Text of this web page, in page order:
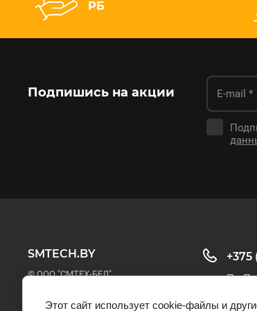
РБ
Подпишись на акции
SMTECH.BY
© ООО "СМТЕХ-БЕЛ"
+375
Пн-
Этот сайт использует cookie-файлы и